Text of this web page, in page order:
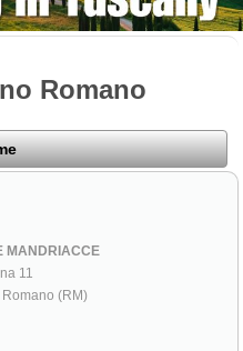
Romano
MANDRIACCE
11
(RM)